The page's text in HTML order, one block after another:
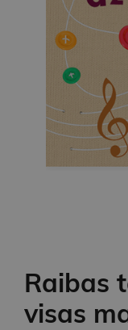
Raibas
visas